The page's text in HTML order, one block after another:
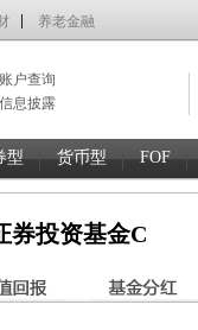
养老金融
账户查询
信息披露
型 货币型 FOF
券投资基金C